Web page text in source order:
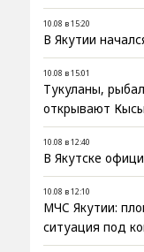
10.08 в 15:20
В Якутии
10.08 в 15:01
Тукуланы,
открывают
10.08 в 12:40
В Якутске
10.08 в 12:10
МЧС Якутии:
ситуация под